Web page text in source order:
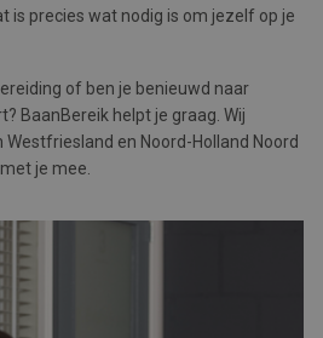
is precies wat nodig is om jezelf op je
of ben je benieuwd naar
BaanBereik helpt je graag. Wij
en Noord-Holland Noord
je mee.